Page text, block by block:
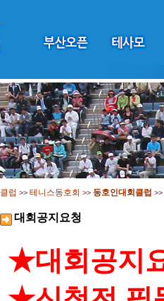
클럽 >> 테니스동호회 >> 동호인대회클럽 >>
대회공지요청
★대회공지